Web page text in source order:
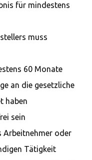
für mindestens
muss
60 Monate
an die gesetzliche
haben
sein
Arbeitnehmer oder
Tätigkeit